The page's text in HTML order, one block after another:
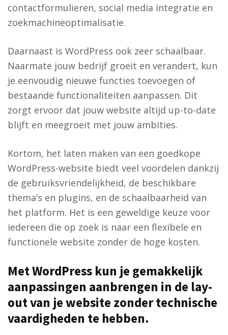
contactformulieren, social media integratie en
zoekmachineoptimalisatie.
Daarnaast is WordPress ook zeer schaalbaar.
Naarmate jouw bedrijf groeit en verandert, kun
je eenvoudig nieuwe functies toevoegen of
bestaande functionaliteiten aanpassen. Dit
zorgt ervoor dat jouw website altijd up-to-date
blijft en meegroeit met jouw ambities.
Kortom, het laten maken van een goedkope
WordPress-website biedt veel voordelen dankzij
de gebruiksvriendelijkheid, de beschikbare
thema’s en plugins, en de schaalbaarheid van
het platform. Het is een geweldige keuze voor
iedereen die op zoek is naar een flexibele en
functionele website zonder de hoge kosten.
Met WordPress kun je gemakkelijk
aanpassingen aanbrengen in de lay-
out van je website zonder technische
vaardigheden te hebben.